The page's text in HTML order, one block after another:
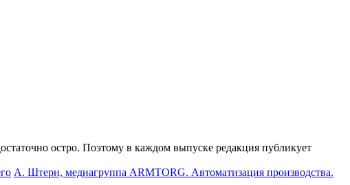
остро. Поэтому в каждом выпуске редакция публикует
А. Штерн, медиагруппа ARMTORG. Автоматизация производства.